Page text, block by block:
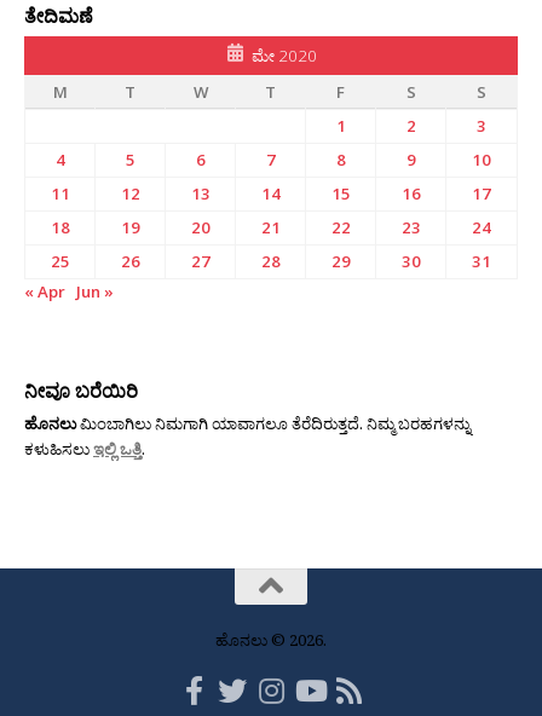
ತೇದಿಮಣೆ
ಮೇ 2020
M
T W T F S
S
1
2
3
4
5 6 7 8 9
10
11
12 13 14 15 16
17
18
19 20 21 22 23
24
25
26 27 28 29 30
31
« Apr Jun »
ನೀವೂ ಬರೆಯಿರಿ
ಹೊನಲುಮಿಂಬಾಗಿಲು ನಿಮಗಾಗಿ ಯಾವಾಗಲೂ ತೆರೆದಿರುತ್ತದೆ. ನಿಮ್ಮ ಬರಹಗಳನ್ನು
ಕಳುಹಿಸಲುಇಲ್ಲಿ ಒತ್ತಿ.
ಹೊನಲು © 2026.